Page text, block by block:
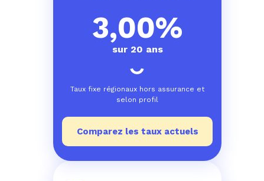
3,00%
sur 20 ans
Taux fixe régionaux hors assurance et
selon profil
Comparez les taux actuels